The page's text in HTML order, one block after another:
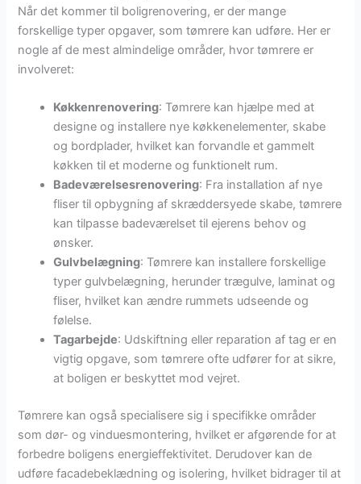
Når det kommer til boligrenovering, er der mange
forskellige typer opgaver, som tømrere kan udføre. Her er
nogle af de mest almindelige områder, hvor tømrere er
involveret:
Køkkenrenovering: Tømrere kan hjælpe med at
designe og installere nye køkkenelementer, skabe
og bordplader, hvilket kan forvandle et gammelt
køkken til et moderne og funktionelt rum.
Badeværelsesrenovering: Fra installation af nye
fliser til opbygning af skræddersyede skabe, tømrere
kan tilpasse badeværelset til ejerens behov og
ønsker.
Gulvbelægning: Tømrere kan installere forskellige
typer gulvbelægning, herunder trægulve, laminat og
fliser, hvilket kan ændre rummets udseende og
følelse.
Tagarbejde: Udskiftning eller reparation af tag er en
vigtig opgave, som tømrere ofte udfører for at sikre,
at boligen er beskyttet mod vejret.
Tømrere kan også specialisere sig i specifikke områder
som dør- og vinduesmontering, hvilket er afgørende for at
forbedre boligens energieffektivitet. Derudover kan de
udføre facadebeklædning og isolering, hvilket bidrager til at